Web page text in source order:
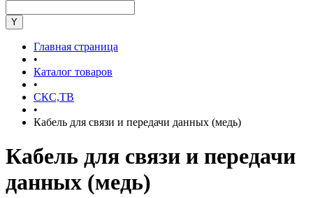
Главная страница
•
Каталог товаров
•
СКС,ТВ
•
Кабель для связи и передачи данных (медь)
Кабель для связи и передачи
данных (медь)